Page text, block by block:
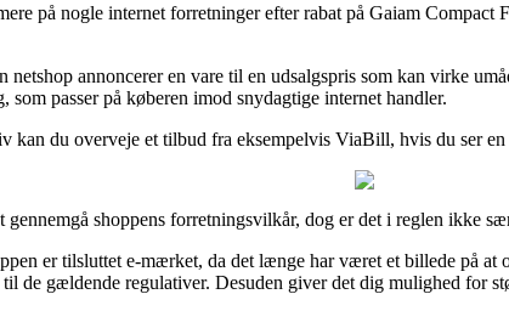
på nogle internet forretninger efter rabat på Gaiam Compact
annoncerer en vare til en udsalgspris som kan virke
passer på køberen imod snydagtige internet handler.
du overveje et tilbud fra eksempelvis ViaBill, hvis du ser
shoppens forretningsvilkår, dog er det i reglen ikke
er tilsluttet e-mærket, da det længe har været et billede på
de gældende regulativer. Desuden giver det dig mulighed for